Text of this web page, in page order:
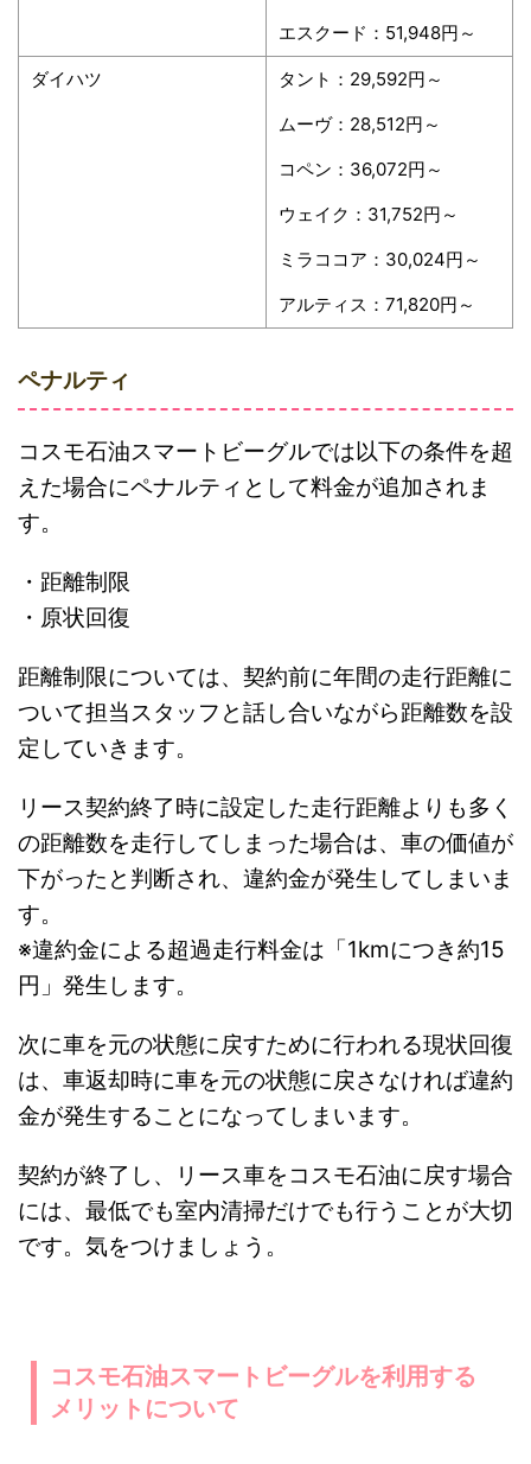
エスクード：51,948円～
ダイハツ
タント：29,592円～
ムーヴ：28,512円～
コペン：36,072円～
ウェイク：31,752円～
ミラココア：30,024円～
アルティス：71,820円～
ペナルティ
コスモ石油スマートビーグルでは以下の条件を超
えた場合にペナルティとして料金が追加されま
す。
・距離制限
・原状回復
距離制限については、契約前に年間の走行距離に
ついて担当スタッフと話し合いながら距離数を設
定していきます。
リース契約終了時に設定した走行距離よりも多く
の距離数を走行してしまった場合は、車の価値が
下がったと判断され、違約金が発生してしまいま
す。
※違約金による超過走行料金は「1kmにつき約15
円」発生します。
次に車を元の状態に戻すために行われる現状回復
は、車返却時に車を元の状態に戻さなければ違約
金が発生することになってしまいます。
契約が終了し、リース車をコスモ石油に戻す場合
には、最低でも室内清掃だけでも行うことが大切
です。気をつけましょう。
コスモ石油スマートビーグルを利用する
メリットについて